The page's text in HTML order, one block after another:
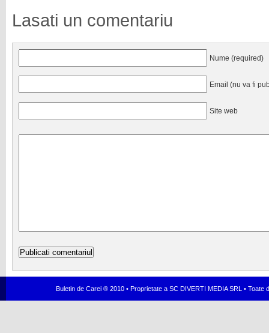
Lasati un comentariu
Nume (required)
Email (nu va fi
Site web
Buletin de Carei ® 2010 • Proprietate a SC DIVERTI MEDIA SRL •